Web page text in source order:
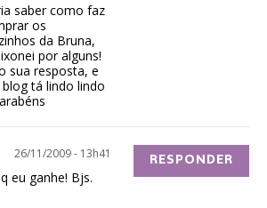
saber como faz
os
da Bruna,
por alguns!
sua resposta, e
blog tá lindo lindo
26/11/2009 - 13h41
eu ganhe! Bjs.
RESPONDER